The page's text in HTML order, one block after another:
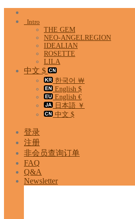
Skip
Intro
THE GEM
NEO-ANGELREGION
IDEALIAN
ROSETTE
LILA
中文 $
한국어 ￦
English $
English €
日本語 ￥
中文 $
登录
注册
非会员查询订单
FAQ
Q&A
Newsletter